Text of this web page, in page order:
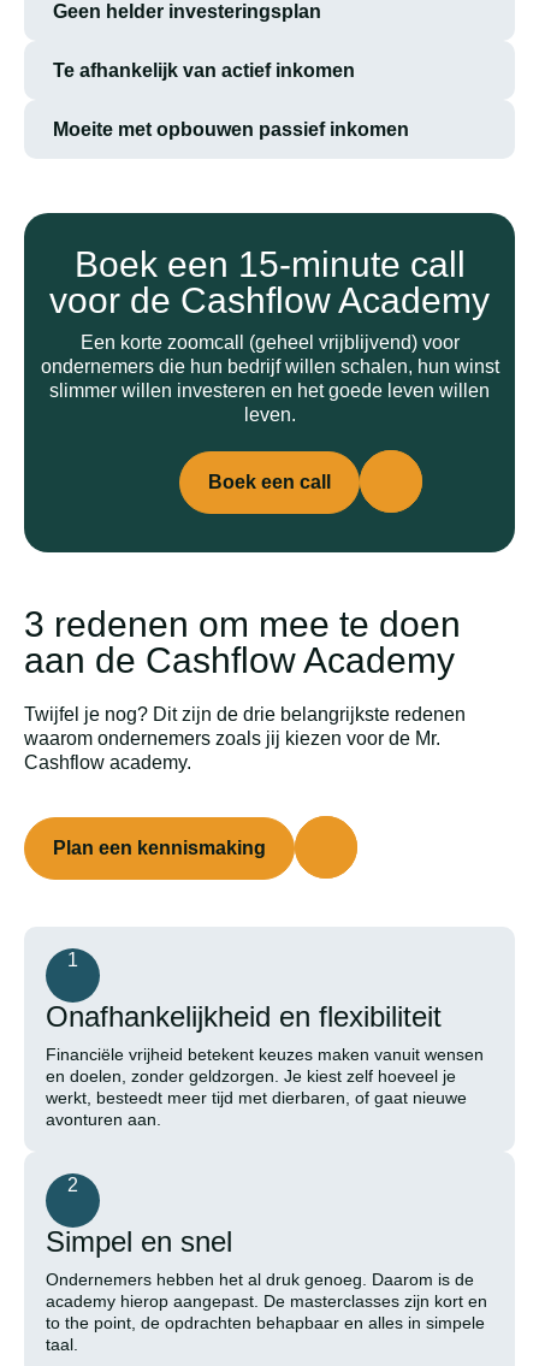
Geen helder investeringsplan
Te afhankelijk van actief inkomen
Moeite met opbouwen passief inkomen
Boek een 15-minute call
voor de Cashflow Academy
Een korte zoomcall (geheel vrijblijvend) voor
ondernemers die hun bedrijf willen schalen, hun winst
slimmer willen investeren en het goede leven willen
leven.
Boek een call
3 redenen om mee te doen
aan de Cashflow Academy
Twijfel je nog? Dit zijn de drie belangrijkste redenen
waarom ondernemers zoals jij kiezen voor de Mr.
Cashflow academy.
Plan een kennismaking
1
Onafhankelijkheid en flexibiliteit
Financiële vrijheid betekent keuzes maken vanuit wensen
en doelen, zonder geldzorgen. Je kiest zelf hoeveel je
werkt, besteedt meer tijd met dierbaren, of gaat nieuwe
avonturen aan.
2
Simpel en snel
Ondernemers hebben het al druk genoeg. Daarom is de
academy hierop aangepast. De masterclasses zijn kort en
to the point, de opdrachten behapbaar en alles in simpele
taal.